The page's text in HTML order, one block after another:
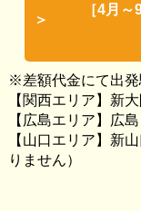
［4月
※差額代金にて出発
【関西エリア】新
【広島エリア】広
【山口エリア】新
りません）